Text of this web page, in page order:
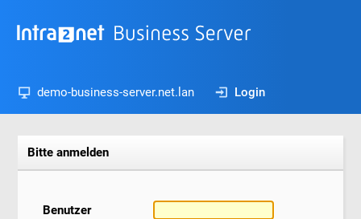
demo-business-server.net.lan Login
Bitte anmelden
Benutzer